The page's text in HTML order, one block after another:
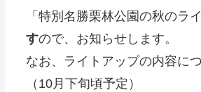
「特別名勝栗林公園の秋のラ
すので、お知らせします。
なお、ライトアップの内容に
（10月下旬頃予定）